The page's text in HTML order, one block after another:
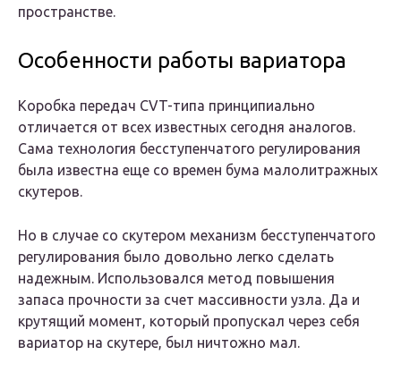
пространстве.
Особенности работы вариатора
Коробка передач CVT-типа принципиально
отличается от всех известных сегодня аналогов.
Сама технология бесступенчатого регулирования
была известна еще со времен бума малолитражных
скутеров.
Но в случае со скутером механизм бесступенчатого
регулирования было довольно легко сделать
надежным. Использовался метод повышения
запаса прочности за счет массивности узла. Да и
крутящий момент, который пропускал через себя
вариатор на скутере, был ничтожно мал.